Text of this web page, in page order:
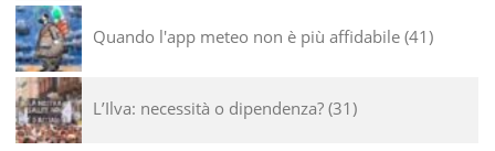
Quando l'app meteo non è più affidabile 41
L’Ilva: necessità o dipendenza? 31